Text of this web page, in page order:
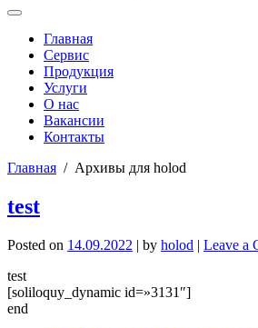
Главная
Сервис
Продукция
Услуги
О нас
Вакансии
Контакты
Главная / Архивы для holod
test
Posted on 14.09.2022 | by holod | Leave a
test
[soliloquy_dynamic id=»3131″]
end